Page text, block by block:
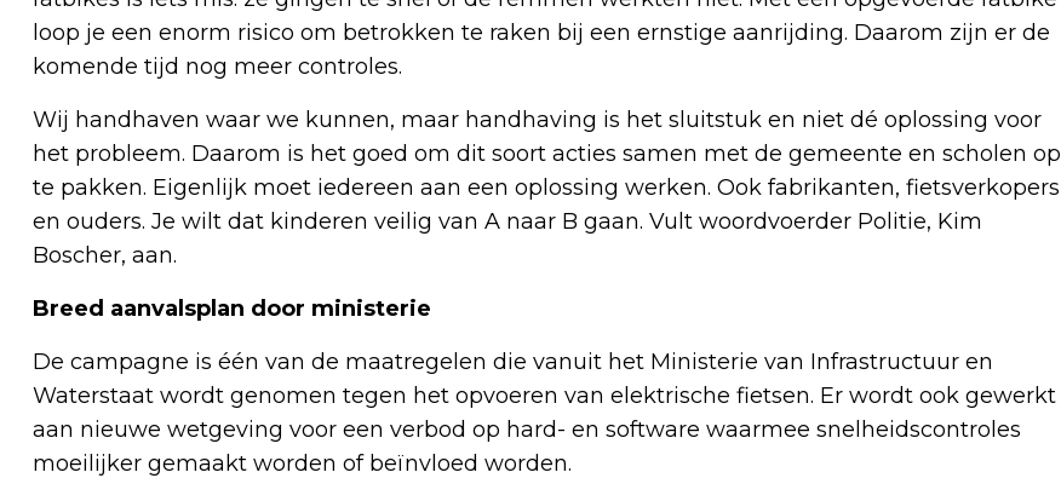
loop je een enorm risico om betrokken te raken bij een ernstige aanrijding. Daarom zijn er de
komende tijd nog meer controles.
Wij handhaven waar we kunnen, maar handhaving is het sluitstuk en niet dé oplossing voor
het probleem. Daarom is het goed om dit soort acties samen met de gemeente en scholen op
te pakken. Eigenlijk moet iedereen aan een oplossing werken. Ook fabrikanten, fietsverkopers
en ouders. Je wilt dat kinderen veilig van A naar B gaan. Vult woordvoerder Politie, Kim
Boscher, aan.
Breed aanvalsplan door ministerie
De campagne is één van de maatregelen die vanuit het Ministerie van Infrastructuur en
Waterstaat wordt genomen tegen het opvoeren van elektrische fietsen. Er wordt ook gewerkt
aan nieuwe wetgeving voor een verbod op hard- en software waarmee snelheidscontroles
moeilijker gemaakt worden of beïnvloed worden.